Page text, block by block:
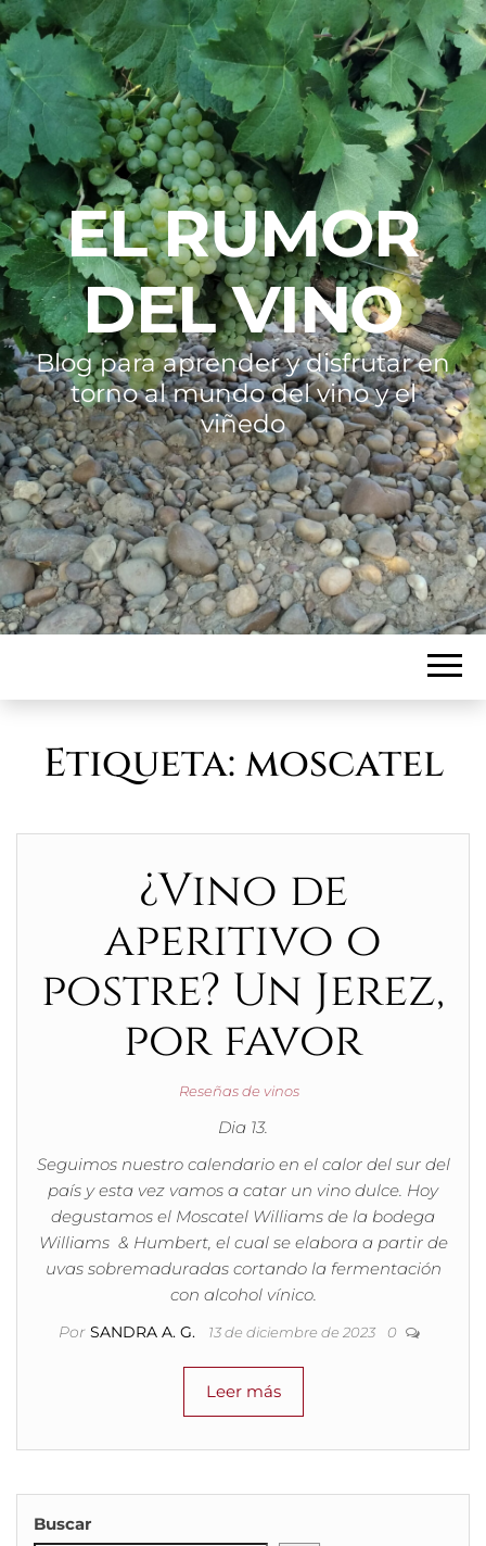
EL RUMOR
DEL VINO
Blog para aprender y disfrutar en
torno al mundo del vino y el
viñedo
Etiqueta: moscatel
¿Vino de
aperitivo o
postre? Un Jerez,
por favor
Reseñas de vinos
Dia 13.
Seguimos nuestro calendario en el calor del sur del
país y esta vez vamos a catar un vino dulce. Hoy
degustamos el Moscatel Williams de la bodega
Williams & Humbert, el cual se elabora a partir de
uvas sobremaduradas cortando la fermentación
con alcohol vínico.
Por SANDRA A. G. 13 de diciembre de 2023 0
Leer más
Buscar